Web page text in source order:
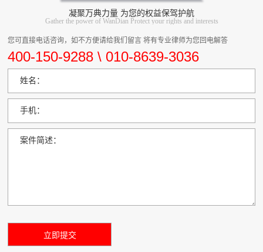
凝聚万典力量 为您的权益保驾护航
Gather the power of WanDian Protect your rights and interests
您可直接电话咨询，如不方便请给我们留言 将有专业律师为您回电解答
400-150-9288 \ 010-8639-3036
姓名：
手机：
案件简述：